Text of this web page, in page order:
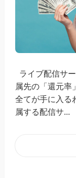
ライブ配信サ
属先の「還元
全てが手に入る
属する配信サ...